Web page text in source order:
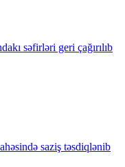
səfirləri geri çağırılıb
saziş təsdiqlənib